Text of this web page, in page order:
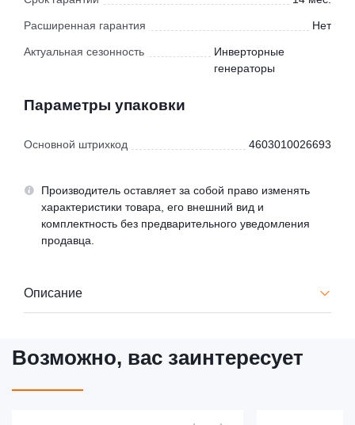
Расширенная гарантия Нет
Актуальная сезонность
Инверторные
генераторы
Параметры упаковки
Основной штрихкод 4603010026693
Производитель оставляет за собой право изменять
характеристики товара, его внешний вид и
комплектность без предварительного уведомления
продавца.
Описание
Возможно, вас заинтересует